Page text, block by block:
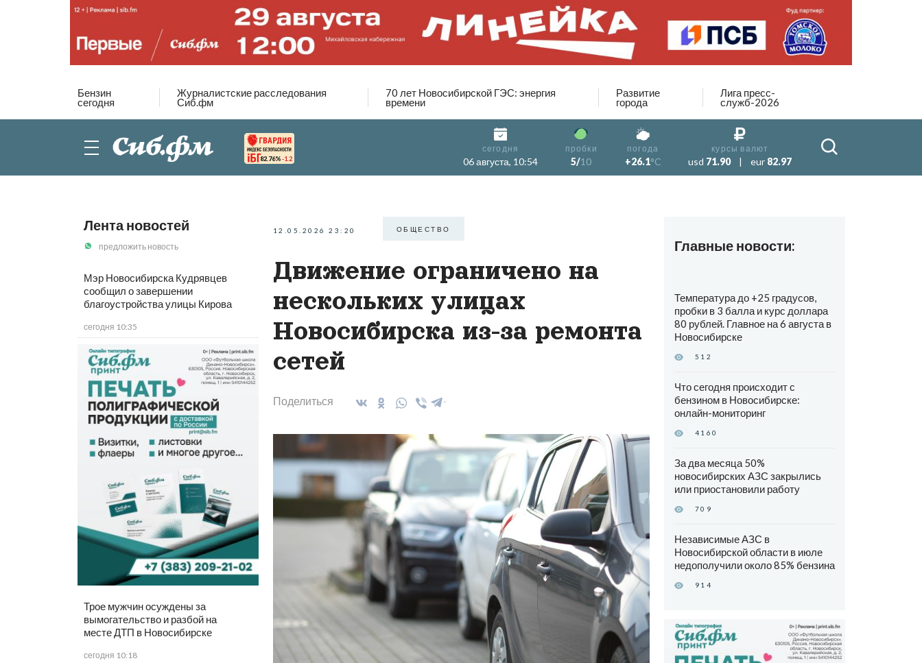
Бензин
сегодня
Журналистские расследования
Сиб.фм
70 лет Новосибирской ГЭС: энергия
времени
Развитие
города
Лига пресс-
служб-2026
82.76% -1.2
сегодня
06 августа, 10:54
пробки
5/10
погода
+26.1°C
курсы валют
usd 71.90 | eur 82.97
Лента новостей
предложить новость
Мэр Новосибирска Кудрявцев
сообщил о завершении
благоустройства улицы Кирова
сегодня 10:35
Трое мужчин осуждены за
вымогательство и разбой на
месте ДТП в Новосибирске
сегодня 10:18
12.05.2026 23:20 ОБЩЕСТВО
Движение ограничено на
нескольких улицах
Новосибирска из-за ремонта
сетей
Поделиться
Главные новости:
Температура до +25 градусов,
пробки в 3 балла и курс доллара
80 рублей. Главное на 6 августа в
Новосибирске
512
Что сегодня происходит с
бензином в Новосибирске:
онлайн-мониторинг
4160
За два месяца 50%
новосибирских АЗС закрылись
или приостановили работу
709
Независимые АЗС в
Новосибирской области в июле
недополучили около 85% бензина
914